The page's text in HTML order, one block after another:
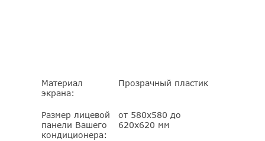
Материал
экрана:
Прозрачный пластик
Размер лицевой
панели Вашего
кондиционера:
от 580х580 до
620х620 мм